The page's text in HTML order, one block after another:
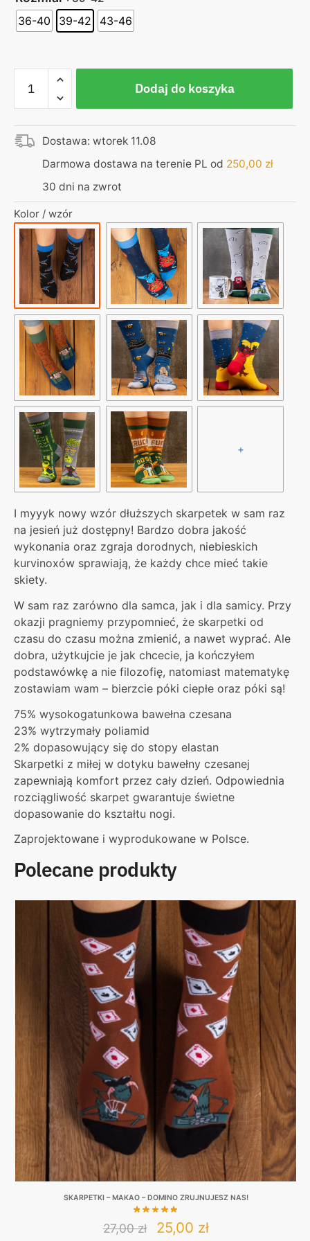
36-40 39-42 43-46
Skarpetki
czarne
–
niebieski
kurvinox
Dodaj do koszyka
Dostawa: wtorek 11.08
Darmowa dostawa na terenie PL od 250,00 zł
30 dni na zwrot
Kolor / wzór
+
I myyyk nowy wzór dłuższych skarpetek w sam raz
na jesień już dostępny! Bardzo dobra jakość
wykonania oraz zgraja dorodnych, niebieskich
kurvinoxów sprawiają, że każdy chce mieć takie
skiety.
W sam raz zarówno dla samca, jak i dla samicy. Przy
okazji pragniemy przypomnieć, że skarpetki od
czasu do czasu można zmienić, a nawet wyprać. Ale
dobra, użytkujcie je jak chcecie, ja kończyłem
podstawówkę a nie filozofię, natomiast matematykę
zostawiam wam – bierzcie póki ciepłe oraz póki są!
75% wysokogatunkowa bawełna czesana
23% wytrzymały poliamid
2% dopasowujący się do stopy elastan
Skarpetki z miłej w dotyku bawełny czesanej
zapewniają komfort przez cały dzień. Odpowiednia
rozciągliwość skarpet gwarantuje świetne
dopasowanie do kształtu nogi.
Zaprojektowane i wyprodukowane w Polsce.
Polecane produkty
SKARPETKI – MAKAO – DOMINO ZRUJNUJESZ NAS!
27,00zł Original
25,00 złCurrent